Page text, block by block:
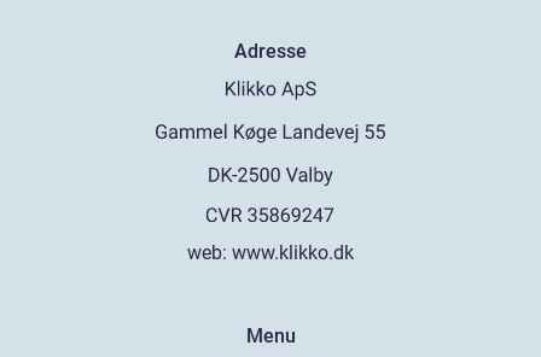
Adresse
web: www.klikko.dk
Menu